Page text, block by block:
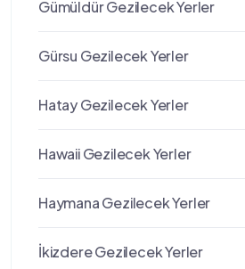
Gümüldür Gezilecek Yerler
Gürsu Gezilecek Yerler
Hatay Gezilecek Yerler
Hawaii Gezilecek Yerler
Haymana Gezilecek Yerler
İkizdere Gezilecek Yerler